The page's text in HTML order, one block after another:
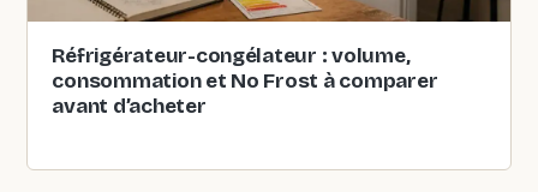
Réfrigérateur-congélateur : volume,
consommation et No Frost à comparer
avant d’acheter